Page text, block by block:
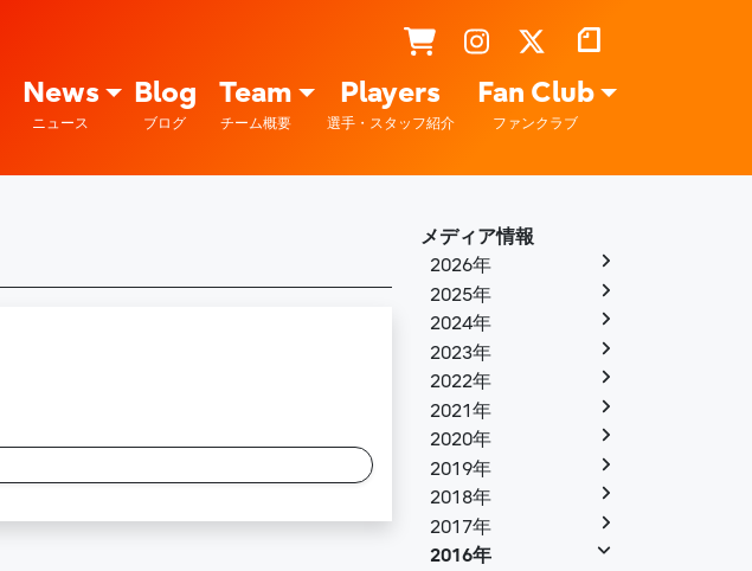
News
ニュース
Blog
ブログ
Team
チーム概要
Players
選手・スタッフ紹介
Fan Club
ファンクラブ
メディア情報
2026年
2025年
2024年
2023年
2022年
2021年
2020年
2019年
2018年
2017年
2016年